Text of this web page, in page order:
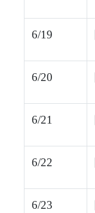
6/19
6/20
6/21
6/22
6/23